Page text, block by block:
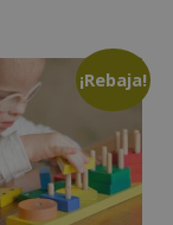
¡Rebaja!